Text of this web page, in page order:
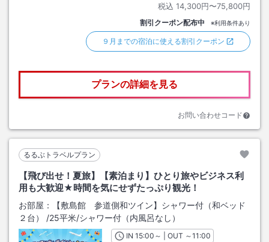
税込 14,300円〜75,800円
割引クーポン配布中 ※利用条件あり
９月までの宿泊に使える割引クーポン
プランの詳細を見る
お問い合わせコード
るるぶトラベルプラン
【飛び出せ！夏旅】【素泊まり】ひとり旅やビジネス利
用も大歓迎★時間を気にせずたっぷり観光！
お部屋：
【敷島館 参道側和ツイン】シャワー付（和ベッド
２台）
/25平米/シャワー付（内風呂なし）
INチェックイン
15:00 ～ | OUT チェックアウト
～11:00